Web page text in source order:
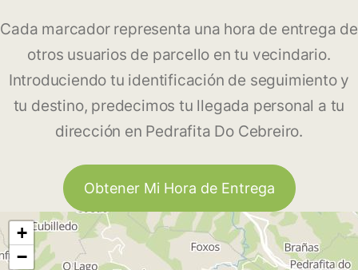
Cada marcador representa una hora de entrega de
otros usuarios de parcello en tu vecindario.
Introduciendo tu identificación de seguimiento y
tu destino, predecimos tu llegada personal a tu
dirección en Pedrafita Do Cebreiro.
Obtener Mi Hora de Entrega
+
−